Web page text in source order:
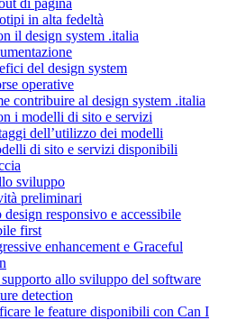
di pagina
in alta fedeltà
il design system .italia
del design system
operative
contribuire al design system .italia
i modelli di sito e servizi
dell’utilizzo dei modelli
di sito e servizi disponibili
sviluppo
preliminari
design responsivo e accessibile
first
enhancement e Graceful
allo sviluppo del software
detection
le feature disponibili con Can I